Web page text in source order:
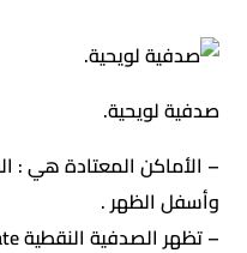
صدفية لويحية.
– الأماكن المعتادة هي :
وأسفل الظهر .